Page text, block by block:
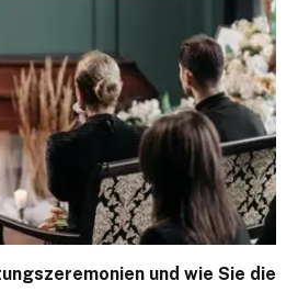
und wie Sie die